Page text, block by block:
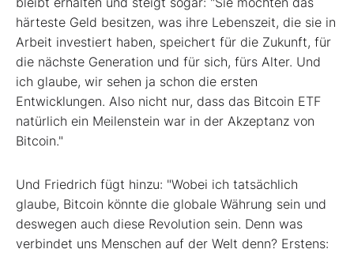
härteste Geld besitzen, was ihre Lebenszeit, die sie in
Arbeit investiert haben, speichert für die Zukunft, für
die nächste Generation und für sich, fürs Alter. Und
ich glaube, wir sehen ja schon die ersten
Entwicklungen. Also nicht nur, dass das Bitcoin ETF
natürlich ein Meilenstein war in der Akzeptanz von
Bitcoin."
Und Friedrich fügt hinzu: "Wobei ich tatsächlich
glaube, Bitcoin könnte die globale Währung sein und
deswegen auch diese Revolution sein. Denn was
verbindet uns Menschen auf der Welt denn? Erstens: